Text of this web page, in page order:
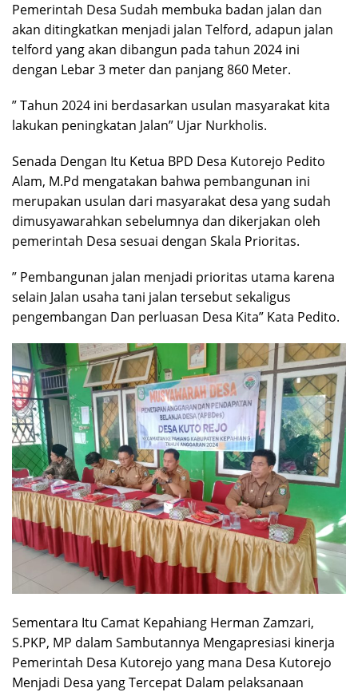
Pemerintah Desa Sudah membuka badan jalan dan
akan ditingkatkan menjadi jalan Telford, adapun jalan
telford yang akan dibangun pada tahun 2024 ini
dengan Lebar 3 meter dan panjang 860 Meter.
” Tahun 2024 ini berdasarkan usulan masyarakat kita
lakukan peningkatan Jalan” Ujar Nurkholis.
Senada Dengan Itu Ketua BPD Desa Kutorejo Pedito
Alam, M.Pd mengatakan bahwa pembangunan ini
merupakan usulan dari masyarakat desa yang sudah
dimusyawarahkan sebelumnya dan dikerjakan oleh
pemerintah Desa sesuai dengan Skala Prioritas.
” Pembangunan jalan menjadi prioritas utama karena
selain Jalan usaha tani jalan tersebut sekaligus
pengembangan Dan perluasan Desa Kita” Kata Pedito.
Sementara Itu Camat Kepahiang Herman Zamzari,
S.PKP, MP dalam Sambutannya Mengapresiasi kinerja
Pemerintah Desa Kutorejo yang mana Desa Kutorejo
Menjadi Desa yang Tercepat Dalam pelaksanaan